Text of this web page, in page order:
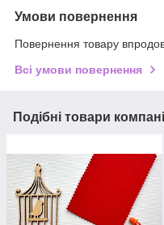
Умови повернення
Повернення товару
Всі умови повернення
Подібні товари